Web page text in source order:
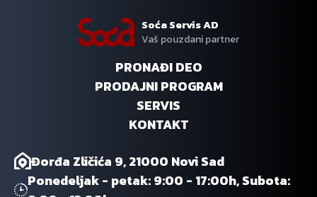
Soća Servis AD
Vaš pouzdani partner
PRONAĐI DEO
PRODAJNI PROGRAM
SERVIS
KONTAKT
Đorđa Zličića 9, 21000 Novi Sad
Ponedeljak - petak: 9:00 - 17:00h, Subota: